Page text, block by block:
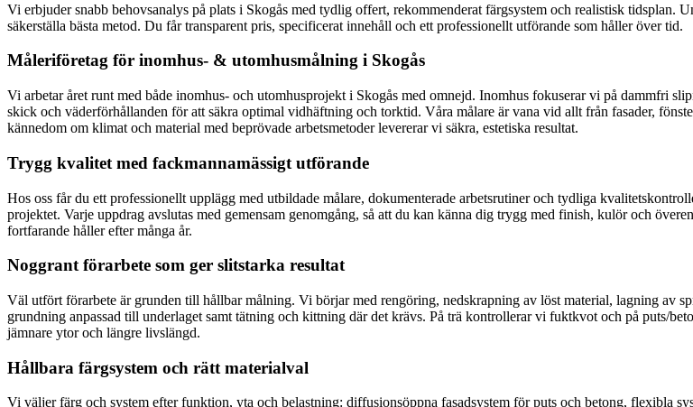
Vi erbjuder snabb behovsanalys på plats i Skogås med tydlig offert, rekommenderat färgsystem och realistisk
säkerställa bästa metod. Du får transparent pris, specificerat innehåll och ett professionellt utförande som håller över tid.
Måleriföretag för inomhus- & utomhusmålning i Skogås
Vi arbetar året runt med både inomhus- och utomhusprojekt i Skogås med omnejd. Inomhus fokuserar vi på dammfri
skick och väderförhållanden för att säkra optimal vidhäftning och torktid. Våra målare är vana vid allt från fasader,
kännedom om klimat och material med beprövade arbetsmetoder levererar vi säkra, estetiska resultat.
Trygg kvalitet med fackmannamässigt utförande
Hos oss får du ett professionellt upplägg med utbildade målare, dokumenterade arbetsrutiner och tydliga
projektet. Varje uppdrag avslutas med gemensam genomgång, så att du kan känna dig trygg med finish, kulör och
fortfarande håller efter många år.
Noggrant förarbete som ger slitstarka resultat
Väl utfört förarbete är grunden till hållbar målning. Vi börjar med rengöring, nedskrapning av löst material, lagning av
grundning anpassad till underlaget samt tätning och kittning där det krävs. På trä kontrollerar vi fuktkvot och på puts/
jämnare ytor och längre livslängd.
Hållbara färgsystem och rätt materialval
Vi väljer färg och system efter funktion, yta och belastning: diffusionsöppna fasadsystem för puts och betong, flexibla